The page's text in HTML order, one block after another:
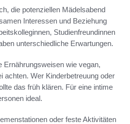
die potenziellen Mädelsabend
Interessen und Beziehung
Studienfreundinnen
unterschiedliche Erwartungen.
Ernährungsweisen wie vegan,
achten. Wer Kinderbetreuung oder
das früh klären. Für eine intime
ideal.
oder feste Aktivitäten